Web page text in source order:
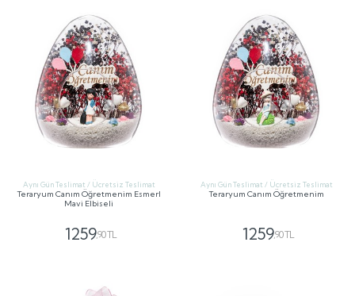
Aynı Gün Teslimat / Ücretsiz Teslimat
Teraryum Canım Öğretmenim Esmerl
Mavi Elbiseli
1259,90 TL
Aynı Gün Teslimat / Ücretsiz Teslimat
Teraryum Canım Öğretmenim
1259,90 TL